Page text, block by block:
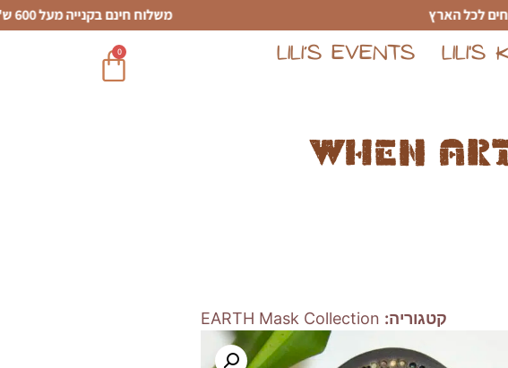
הארץ משלוח חינם בקנייה מעל 600 ש"ח
LILI'S
LILI’S EVENTS
0
When
קטגוריה: EARTH Mask Collection